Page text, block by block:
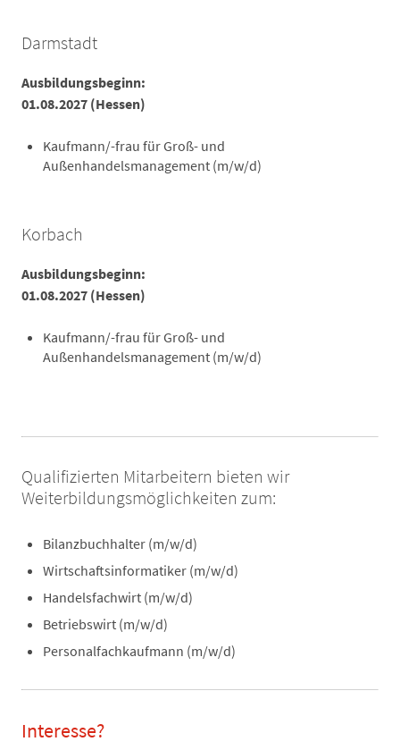
Darmstadt
Ausbildungsbeginn:
01.08.2027 (Hessen)
Kaufmann/-frau für Groß- und
Außenhandelsmanagement (m/w/d)
Korbach
Ausbildungsbeginn:
01.08.2027 (Hessen)
Kaufmann/-frau für Groß- und
Außenhandelsmanagement (m/w/d)
Qualifizierten Mitarbeitern bieten wir
Weiterbildungsmöglichkeiten zum:
Bilanzbuchhalter (m/w/d)
Wirtschaftsinformatiker (m/w/d)
Handelsfachwirt (m/w/d)
Betriebswirt (m/w/d)
Personalfachkaufmann (m/w/d)
Interesse?